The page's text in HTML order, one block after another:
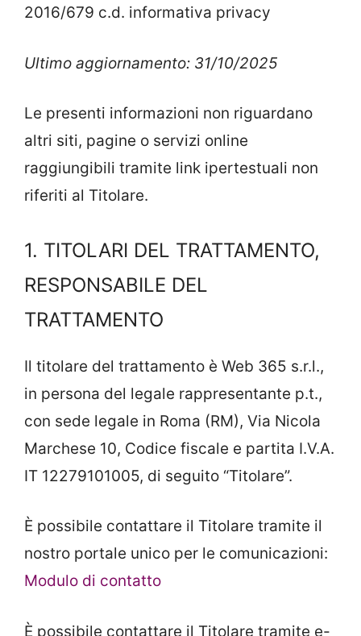
2016/679 c.d. informativa privacy
Ultimo aggiornamento: 31/10/2025
Le presenti informazioni non riguardano
altri siti, pagine o servizi online
raggiungibili tramite link ipertestuali non
riferiti al Titolare.
1. TITOLARI DEL TRATTAMENTO,
RESPONSABILE DEL
TRATTAMENTO
Il titolare del trattamento è Web 365 s.r.l.,
in persona del legale rappresentante p.t.,
con sede legale in Roma (RM), Via Nicola
Marchese 10, Codice fiscale e partita I.V.A.
IT 12279101005, di seguito “Titolare”.
È possibile contattare il Titolare tramite il
nostro portale unico per le comunicazioni:
Modulo di contatto
È possibile contattare il Titolare tramite e-